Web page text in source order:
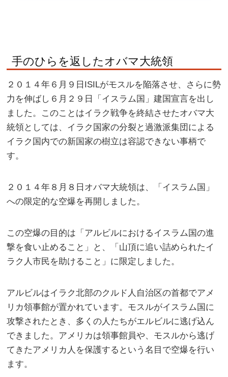
手のひらを返したオバマ大統領
２０１４年６月９日ISILがモスルを陥落させ、さらに勢
力を伸ばし６月２９日「イスラム国」建国宣言を出し
ました。このことはイラク戦争を終結させたオバマ大
統領としては、イラク国家の分裂と過激派集団による
イラク国内での新国家の樹立は容認できない事柄で
す。
２０１４年８月８日オバマ大統領は、「イスラム国」
への限定的な空爆を再開しました。
この空爆の目的は「アルビルにおけるイスラム国の進
撃を食い止めること」と、「山頂に追い詰められたイ
ラク人市民を助けること」に限定しました。
アルビルはイラク北部のクルド人自治区の首都でアメ
リカ領事館が置かれています。モスルがイスラム国に
攻撃されたとき、多くの人たちがエルビルに逃げ込ん
できました。アメリカは領事館員や、モスルから逃げ
てきたアメリカ人を保護するという名目で空爆を行い
ます。